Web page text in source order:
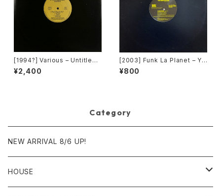
[1994?] Various – Untitled
(PM-669)[PoweRemix Rec
ords]
¥2,400
[2003] Funk La Planet – Yo
u Gave Me Love (Funk La
Planet 008) [Funk La Plane
¥800
Category
NEW ARRIVAL 8/6 UP!
HOUSE